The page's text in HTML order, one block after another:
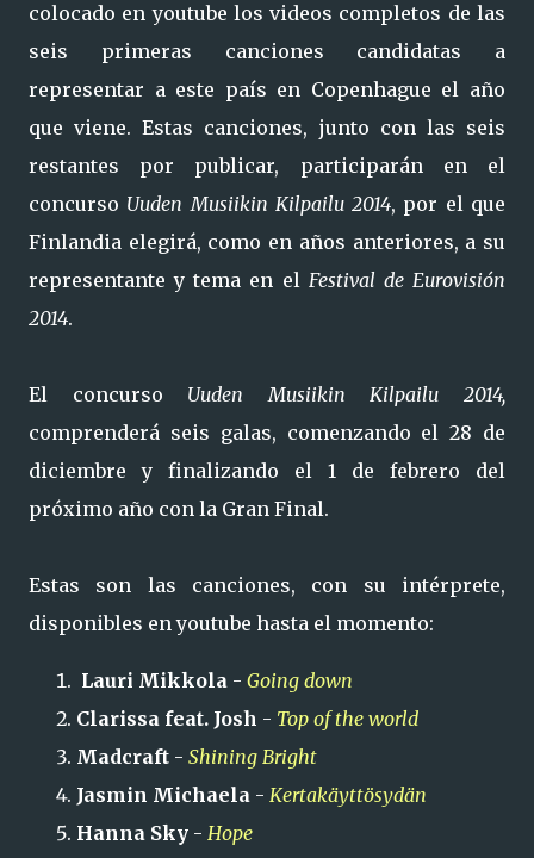
colocado en youtube los videos completos de las
seis primeras canciones candidatas a
representar a este país en Copenhague el año
que viene. Estas canciones, junto con las seis
restantes por publicar, participarán en el
concurso Uuden Musiikin Kilpailu 2014, por el que
Finlandia elegirá, como en años anteriores, a su
representante y tema en el Festival de Eurovisión
2014.
El concurso Uuden Musiikin Kilpailu 2014,
comprenderá seis galas, comenzando el 28 de
diciembre y finalizando el 1 de febrero del
próximo año con la Gran Final.
Estas son las canciones, con su intérprete,
disponibles en youtube hasta el momento:
Lauri Mikkola - Going down
Clarissa feat. Josh - Top of the world
Madcraft - Shining Bright
Jasmin Michaela - Kertakäyttösydän
Hanna Sky - Hope